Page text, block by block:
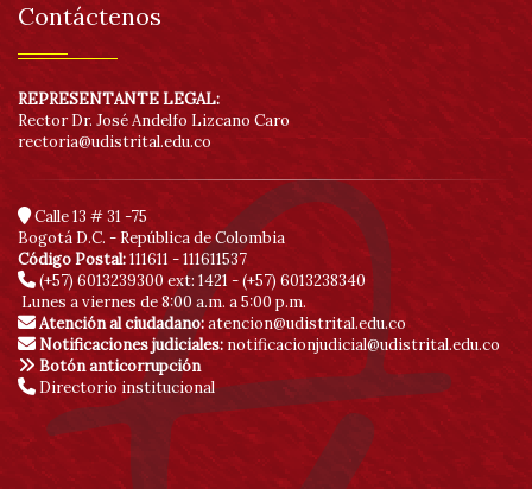
Contáctenos
REPRESENTANTE LEGAL:
Rector Dr. José Andelfo Lizcano Caro
rectoria@udistrital.edu.co
Calle 13 # 31 -75
Bogotá D.C. - República de Colombia
Código Postal:111611 - 111611537
(+57) 6013239300 ext: 1421 - (+57) 6013238340
Lunes a viernes de 8:00 a.m. a 5:00 p.m.
Atención al ciudadano:atencion@udistrital.edu.co
Notificaciones judiciales: notificacionjudicial@udistrital.edu.co
Botón anticorrupción
Directorio institucional